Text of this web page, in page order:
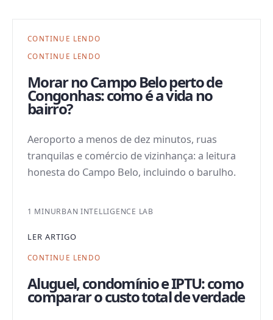
CONTINUE LENDO
CONTINUE LENDO
Morar no Campo Belo perto de
Congonhas: como é a vida no
bairro?
Aeroporto a menos de dez minutos, ruas
tranquilas e comércio de vizinhança: a leitura
honesta do Campo Belo, incluindo o barulho.
1 MINURBAN INTELLIGENCE LAB
LER ARTIGO
CONTINUE LENDO
Aluguel, condomínio e IPTU: como
comparar o custo total de verdade